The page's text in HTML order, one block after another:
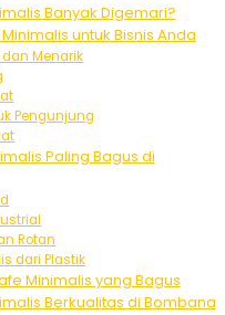
Banyak Digemari?
untuk Bisnis Anda
dan Menarik
Pengunjung
Paling Bagus di
Rotan
dari Plastik
Minimalis yang Bagus
Berkualitas di Bombana